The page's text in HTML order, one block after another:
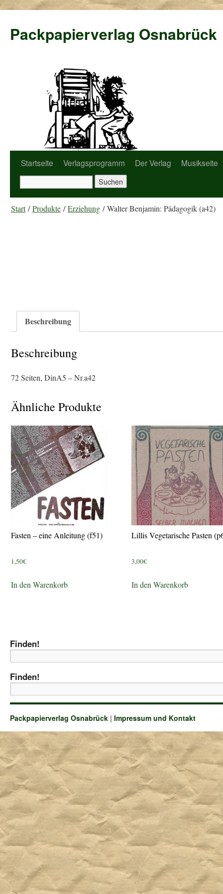
Packpapierverlag Osnabrück
Startseite Verlagsprogramm Der Verlag Musikseite
Start/Produkte /Erziehung / Walter Benjamin: Pädagogik (a42)
Beschreibung
Beschreibung
72 Seiten, DinA5 – Nr.a42
Ähnliche Produkte
Fasten – eine Anleitung (f51)
1,50€
In den Warenkorb
Lillis Vegetarische Pasten
3,00€
In den Warenkorb
Finden!
Finden!
Packpapierverlag Osnabrück | Impressum und Kontakt